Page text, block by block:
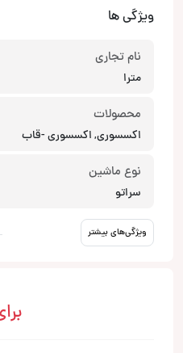
ویژگی ها
نام تجاری
مترا
محصولات
اکسسوری, اکسسوری -قاب
نوع ماشین
سراتو
ویژگی‌های بیشتر